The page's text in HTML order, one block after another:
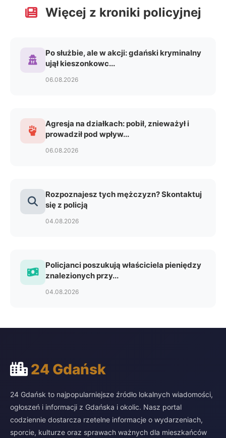
Więcej z kroniki policyjnej
Po służbie, ale w akcji: gdański kryminalny
ujął kieszonkowc...
06.08.2026
Agresja na działkach: pobił, znieważył i
prowadził pod wpływ...
06.08.2026
Rozpoznajesz tych mężczyzn? Skontaktuj
się z policją
04.08.2026
Policjanci poszukują właściciela pieniędzy
znalezionych przy...
04.08.2026
24 Gdańsk
24 Gdańsk to najpopularniejsze źródło lokalnych wiadomości,
ogłoszeń i informacji z Gdańska i okolic. Nasz portal
codziennie dostarcza rzetelne informacje o wydarzeniach,
sporcie, kulturze oraz sprawach ważnych dla mieszkańców